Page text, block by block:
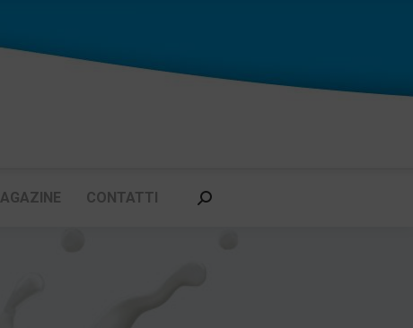
CONTATTI Cerca: